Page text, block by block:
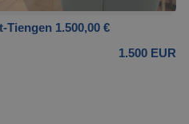
1.500,00 €
1.500 EUR